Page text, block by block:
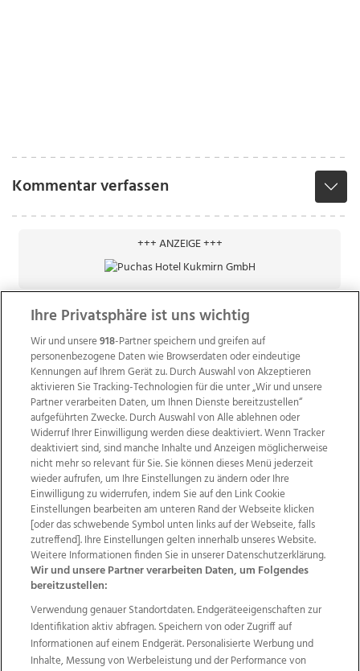
Kommentar verfassen
+++ ANZEIGE +++
Wir über uns Mediadaten Kontakt
Jobs
Datenschutz
Impressum
AGB Anzeigekunden
AGB Website
Ehrenkodex Politische Werbung
Weitere Angebote des Medienhauses Wimmer
TV1 di-mog-i.at OÖNow
Ischler Woche
Life Radio
OÖNachrichten
OÖN Immobilien
Ihre Privatsphäre ist uns wichtig
Wir und unsere918-Partner speichern und greifen auf
personenbezogene Daten wie Browserdaten oder eindeutige
Kennungen auf Ihrem Gerät zu. Durch Auswahl von Akzeptieren
aktivieren Sie Tracking-Technologien für die unter „Wir und unsere
Partner verarbeiten Daten, um Ihnen Dienste bereitzustellen“
aufgeführten Zwecke. Durch Auswahl von Alle ablehnen oder
Widerruf Ihrer Einwilligung werden diese deaktiviert. Wenn Tracker
deaktiviert sind, sind manche Inhalte und Anzeigen möglicherweise
nicht mehr so relevant für Sie. Sie können dieses Menü jederzeit
wieder aufrufen, um Ihre Einstellungen zu ändern oder Ihre
Einwilligung zu widerrufen, indem Sie auf den Link Cookie
Einstellungen bearbeiten am unteren Rand der Webseite klicken
[oder das schwebende Symbol unten links auf der Webseite, falls
zutreffend]. Ihre Einstellungen gelten innerhalb unseres Website.
Weitere Informationen finden Sie in unserer Datenschutzerklärung.
Wir und unsere Partner verarbeiten Daten, um Folgendes
bereitzustellen:
Verwendung genauer Standortdaten. Endgeräteeigenschaften zur
Identifikation aktiv abfragen. Speichern von oder Zugriff auf
Informationen auf einem Endgerät. Personalisierte Werbung und
Inhalte, Messung von Werbeleistung und der Performance von